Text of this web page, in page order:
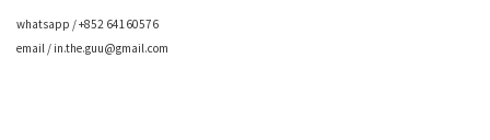
whatsapp / +852 64160576
email / in.the.guu@gmail.com